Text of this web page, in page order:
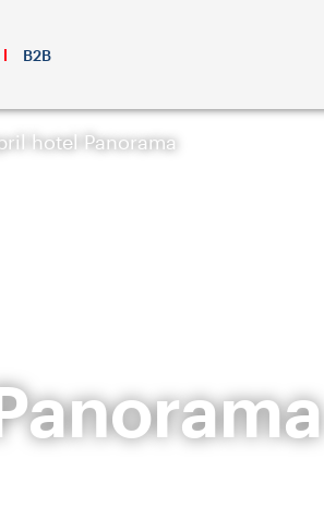
B2B
hotel Panorama